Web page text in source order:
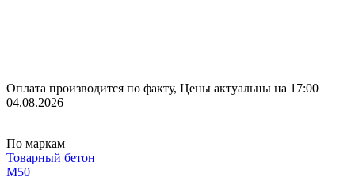
Оплата производится по факту, Цены актуальны на 17:00
04.08.2026
По маркам
Товарный бетон
М50